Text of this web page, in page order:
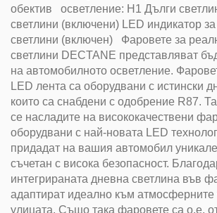
обектив осветление: H1 Дълги
светлини (включени) LED индикатор
светлини (включен) Фаровете за
светлини DECTANE представляват
на автомобилното осветление.
LED лента са оборудвани с истински
които са снабдени с одобрение R87.
се насладите на висококачествени
оборудвани с най-новата LED
придадат на вашия автомобил
съчетан с висока безопасност.
интегрираната дневна светлина във
адаптират идеално към атмосферните
улицата. Също така фаровете са о.е.